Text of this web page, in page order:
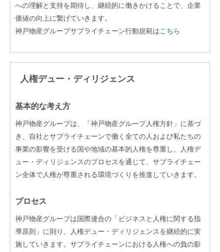
への理解と支持を期待し、継続的に働きかけることで、企業
価値の向上に繋げていきます。
神戸物産グループサプライチェーン行動規範はこちら
人権デュー・ディリジェンス
基本的な考え方
神戸物産グループは、「神戸物産グループ人権方針」に基づ
き、自社とサプライチェーンで働く全ての人および私たちの
事業の影響を受ける国や地域の基本的人権を尊重し、人権デ
ュー・ディリジェンスのプロセスを通じて、サプライチェー
ン全体で人権が尊重される環境づくりを推進していきます。
プロセス
神戸物産グループは国際連合の「ビジネスと人権に関する指
導原則」に則り、人権デュー・ディリジェンスを継続的に実
施していきます。サプライチェーンにおける人権への負の影